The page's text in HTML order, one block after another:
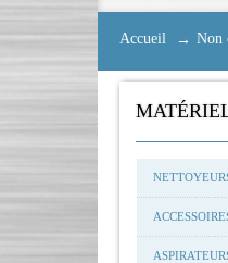
Accueil Non